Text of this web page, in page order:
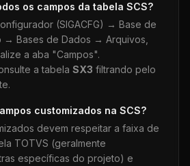
os campos da tabela SCS?
(SIGACFG) → Base de
Bases de Dados → Arquivos,
a aba "Campos".
a tabela SX3 filtrando pelo
customizados na SCS?
devem respeitar a faixa de
TOTVS (geralmente
específicas do projeto) e